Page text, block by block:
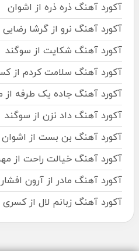
آکورد آهنگ ذره ذره از اشوان
آکورد آهنگ نرو از گرشا رضایی
آکورد آهنگ شکایت از سوگند
آکورد آهنگ سلامت کردم از
آکورد آهنگ جاده یک طرفه از
آکورد آهنگ داد نزن از سوگند
آکورد آهنگ بن بست از اشوان
آکورد آهنگ خیالت راحت از
آکورد آهنگ مادر از آرون افشار
آکورد آهنگ زبانم لال از